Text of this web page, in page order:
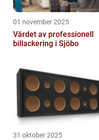
01 november 2025
Värdet av professionell
billackering i Sjöbo
31 oktober 2025